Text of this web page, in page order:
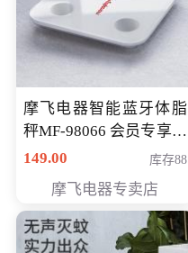
摩飞电器智能蓝牙体脂
秤MF-98066 会员专享价
98元
149.00 库存88
摩飞电器专卖店